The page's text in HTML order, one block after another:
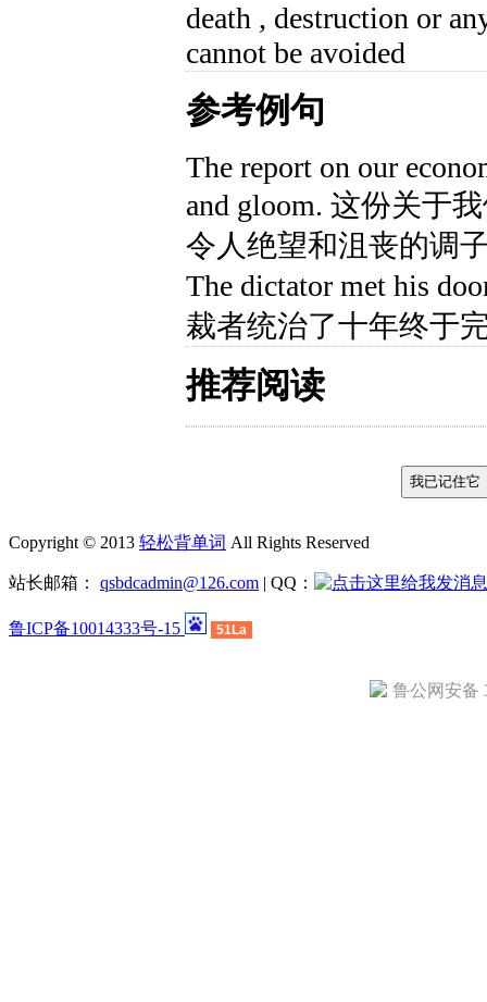
death , destruction or
cannot be avoided
参考例句
The report on our
and gloom. 这份关于
令人绝望和沮丧的调
The dictator met his
裁者统治了十年终于
推荐阅读
Copyright © 2013 轻松背单词 All Rights Reserved
站长邮箱： qsbdcadmin@126.com | QQ：
鲁ICP备10014333号-15 51La
鲁公网安备